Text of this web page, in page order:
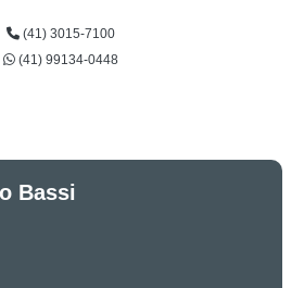
(41) 3015-7100
(41) 99134-0448
Luciano Rueda
Oliveira